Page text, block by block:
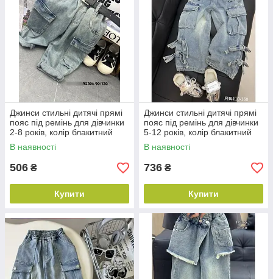
Джинси стильні дитячі прямі
пояс під ремінь для дівчинки
2-8 років, колір блакитний
В наявності
506 ₴
Купити
Джинси стильні дитячі прямі
пояс під ремінь для дівчинки
5-12 років, колір блакитний
В наявності
736 ₴
Купити